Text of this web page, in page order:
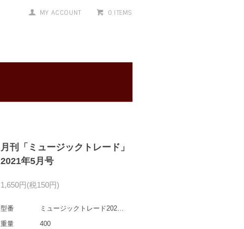
MY ACCOUNT 0 ITEMS
月刊「ミュージックトレード」
2021年5月号
1,650円(税150円)
型番
ミュージックトレード202105
重量
400